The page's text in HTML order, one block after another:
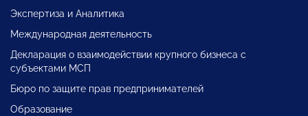
Экспертиза и Аналитика
Международная деятельность
Декларация о взаимодействии крупного бизнеса с
субъектами МСП
Бюро по защите прав предпринимателей
Образование